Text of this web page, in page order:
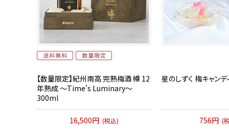
【数量限定】紀州南高 完熟梅酒 樽 12
年熟成 ～Time’s Luminary～
300ml
16,500円 (税込)
星のしずく 梅キャン
756円 (